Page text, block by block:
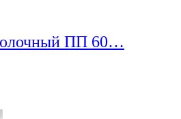
ПП 60…